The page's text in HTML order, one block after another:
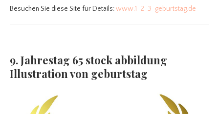
Besuchen Sie diese Site für Details:www.1-2-3-geburtstag.de
9. Jahrestag 65 stock abbildung
Illustration von geburtstag